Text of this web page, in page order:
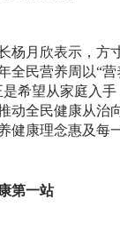
杨月欣表示，方
全民营养周以“
是希望从家庭入
动全民健康从治
健康理念惠及每
第一站